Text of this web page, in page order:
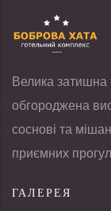
Велика затишна
обгороджена
соснові та
приємних
ГАЛЕРЕЯ